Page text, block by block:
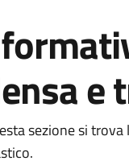
e
sezione si